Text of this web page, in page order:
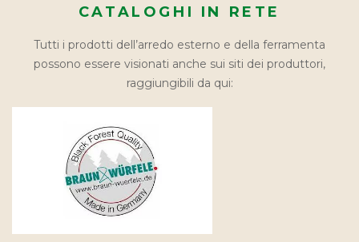
CATALOGHI IN RETE
Tutti i prodotti dell’arredo esterno e della ferramenta
possono essere visionati anche sui siti dei produttori,
raggiungibili da qui: